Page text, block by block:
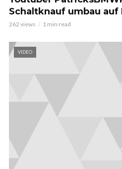
Schaltknauf umbau
262 views 1 min read
VIDEO